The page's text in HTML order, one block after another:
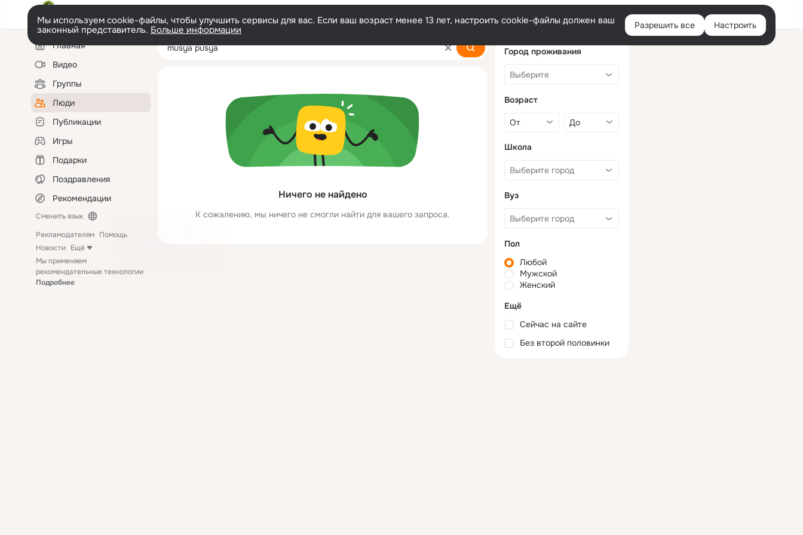
Войти
Мы используем cookie-файлы, чтобы улучшить сервисы для вас. Если ваш возраст менее 13 лет, настроить cookie-файлы должен ваш
законный представитель. Больше информации Разрешить все Настроить
Левая
колонкаГлавная
Видео
Группы
Люди
Публикации
Игры
Подарки
Поздравления
Рекомендации
Сменить язык
Рекламодателям Помощь
Новости Ещё
Мы применяем
рекомендательные технологии
Подробнее
musya pusya
Ничего не найдено
К сожалению, мы ничего не смогли найти для вашего запроса.
Город проживания
Возраст
Школа
Вуз
Пол
Любой
Мужской
Женский
Ещё
Сейчас на сайте
Без второй половинки